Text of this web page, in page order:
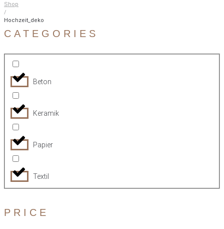
Shop
/
Hochzeit_deko
CATEGORIES
Beton
Keramik
Papier
Textil
PRICE